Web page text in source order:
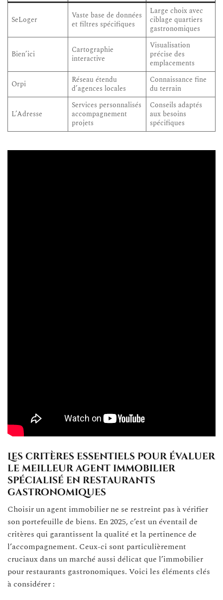
SeLoger
Vaste base de données
et filtres spécifiques
Large choix avec
ciblage quartiers
gastronomiques
Bien’ici
Cartographie
interactive
Visualisation
précise des
emplacements
Orpi
Réseau étendu
d’agences locales
Connaissance fine
du terrain
L’Adresse
Services personnalisés
accompagnement
projets
Conseils adaptés
aux besoins
spécifiques
Les critères essentiels pour évaluer
le meilleur agent immobilier
spécialisé en restaurants
gastronomiques
Choisir un agent immobilier ne se restreint pas à vérifier
son portefeuille de biens. En 2025, c’est un éventail de
critères qui garantissent la qualité et la pertinence de
l’accompagnement. Ceux-ci sont particulièrement
cruciaux dans un marché aussi délicat que l’immobilier
pour restaurants gastronomiques. Voici les éléments clés
à considérer :